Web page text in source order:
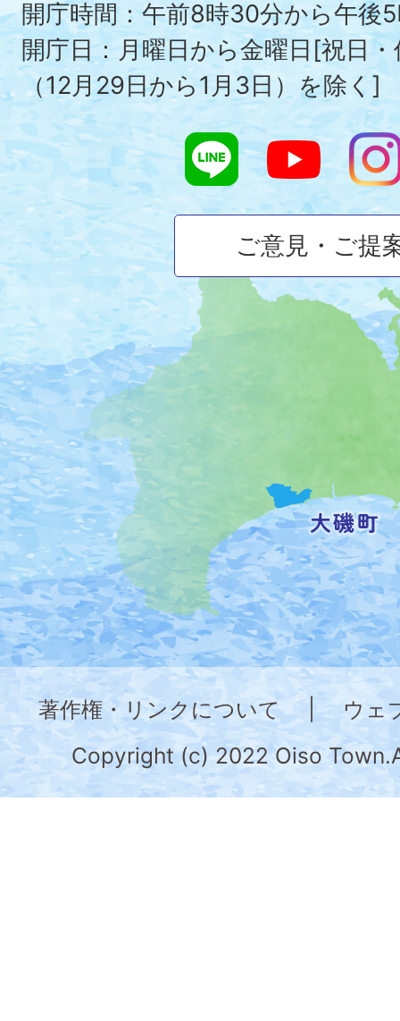
磯
町
の
位
置
を
記
し
た
地
図。
神
奈
川
県
の
開庁時間：午前8時30分から午後
開庁日：月曜日から金曜日[祝日
（12月29日から1月3日）を除く]
ご意見・ご提
著作権・リンクについて
ウェ
Copyright (c) 2022 Oiso